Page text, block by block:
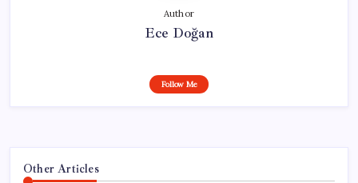
Author
Ece Doğan
Follow Me
Other Articles